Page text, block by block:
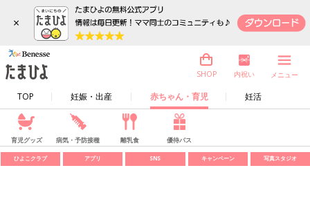
×
TOP 妊娠・出産 赤ちゃん・育児 妊活
SHOP 内祝い メニュー
育児グッズ 病気・予防接種 離乳食 優待パス
ひよこクラブ アプリ SNS キャンペーン 写真スタジオ